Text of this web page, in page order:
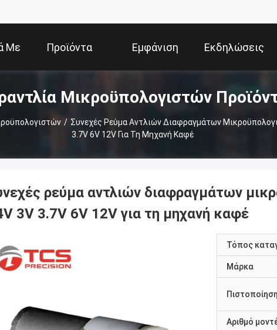
Με Προϊόντα Εμφάνιση
VR
Εκδηλώσεις
Μικροϋπολογιστών
/ Συνεχές Ρεύμα Αντλιών Διαφραγμάτων
3.7V 6V 12V Για Τη Μηχανή Καφέ
ρεύμα αντλιών διαφραγμάτων
3V 3.7V 6V 12V για τη μηχανή καφέ
Τόπος
Μάρκα
Πιστοποίηση
Αριθμό